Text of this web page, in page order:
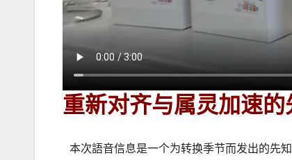
重新对齐与属灵加速
本次語音信息是一个为转换季节而发出的先知